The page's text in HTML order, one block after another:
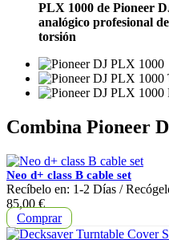
PLX 1000 de Pioneer
analógico profesional
torsión
Combina Pioneer
Neo d+ class B cable set
Recíbelo en: 1-2 Días /
Precio
85,00 €
Comprar